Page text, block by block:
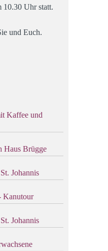
10.30 Uhr statt.
und Euch.
Kaffee und
Haus Brügge
Johannis
Kanutour
Johannis